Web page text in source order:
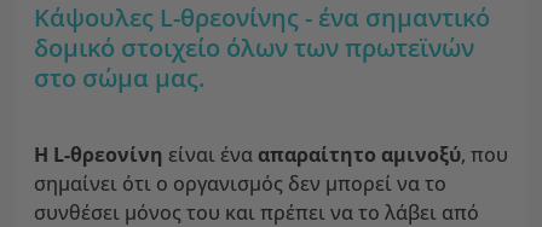
Κάψουλες L-θρεονίνης - ένα σημαντικό
δομικό στοιχείο όλων των πρωτεϊνών
στο σώμα μας.
Η L-θρεονίνη είναι ένα απαραίτητο αμινοξύ, που
σημαίνει ότι ο οργανισμός δεν μπορεί να το
συνθέσει μόνος του και πρέπει να το λάβει από